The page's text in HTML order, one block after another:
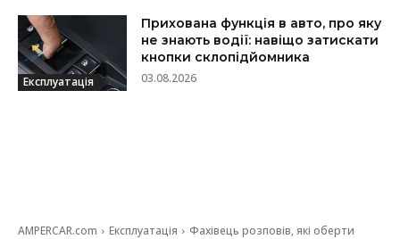
Експлуатація
Прихована функція в авто, про яку
не знають водії: навіщо затискати
кнопки склопідйомника
03.08.2026